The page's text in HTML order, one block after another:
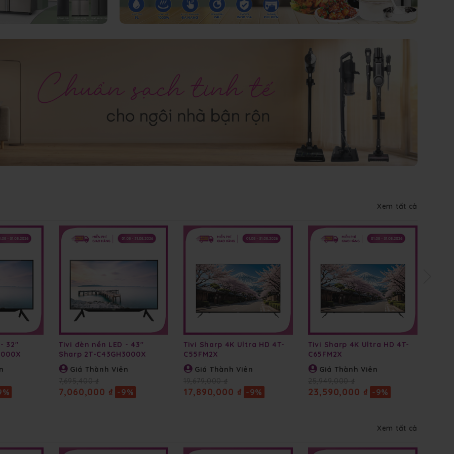
Xem tất cả
32"
Tivi đèn nền LED - 43"
Sharp 2T-C43GH3000X
Giá Thành Viên
7,060,000 ₫ -9%
Tivi Sharp 4K Ultra HD 4T-
C55FM2X
Giá Thành Viên
17,890,000 ₫ -9%
Tivi Sharp 4K Ultra HD 4T-
C65FM2X
Giá Thành Viên
23,590,000 ₫ -9%
Xem tất cả